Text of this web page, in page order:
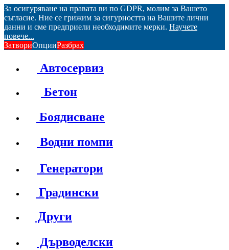
За осигуряване на правата ви по GDPR, молим за Вашето
съгласие. Ние се грижим за сигурността на Вашите лични
данни и сме предприели необходимите мерки. Научете
повече...
ЗатвориОпцииРазбрах
Автосервиз
Бетон
Боядисване
Водни помпи
Генератори
Градински
Други
Дърводелски